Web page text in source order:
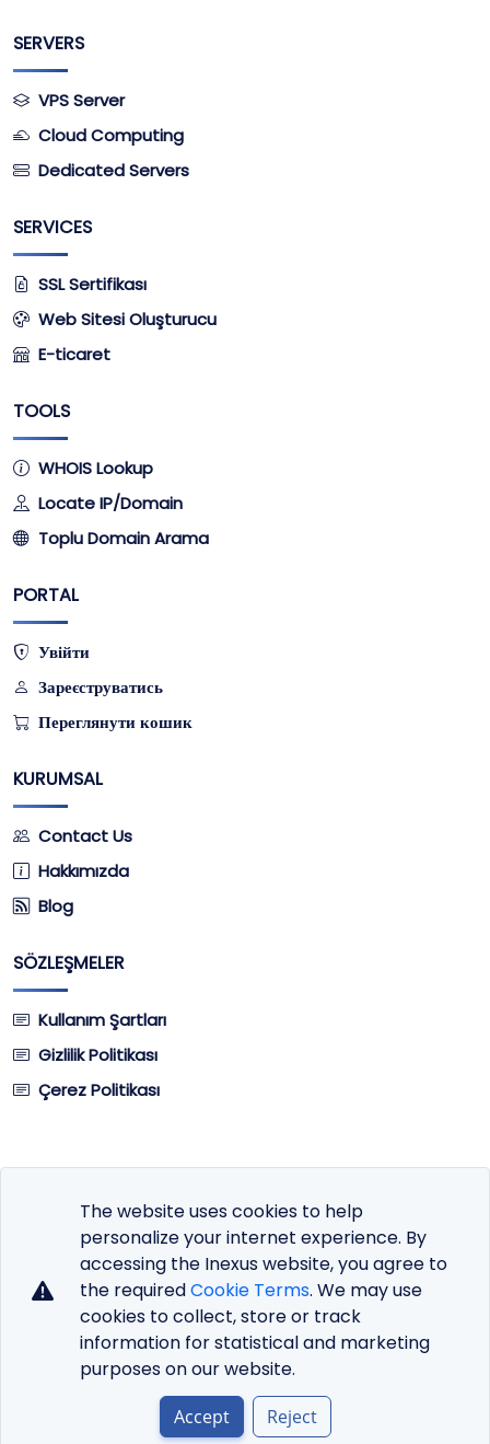
The website uses cookies to help
personalize your internet experience. By
accessing the Inexus website, you agree to
the requiredCookie Terms. We may use
cookies to collect, store or track
information for statistical and marketing
purposes on our website.
Accept Reject
SERVERS
VPS Server
Cloud Computing
Dedicated Servers
SERVICES
SSL Sertifikası
Web Sitesi Oluşturucu
E-ticaret
TOOLS
WHOIS Lookup
Locate IP/Domain
Toplu Domain Arama
PORTAL
Увійти
Зареєструватись
Переглянути кошик
KURUMSAL
Contact Us
Hakkımızda
Blog
SÖZLEŞMELER
Kullanım Şartları
Gizlilik Politikası
Çerez Politikası
Para Birimi
Copyright © 2026 DHost Premium Hosting Service.
All Rights Reserved.
AjansXMarkasıdır!